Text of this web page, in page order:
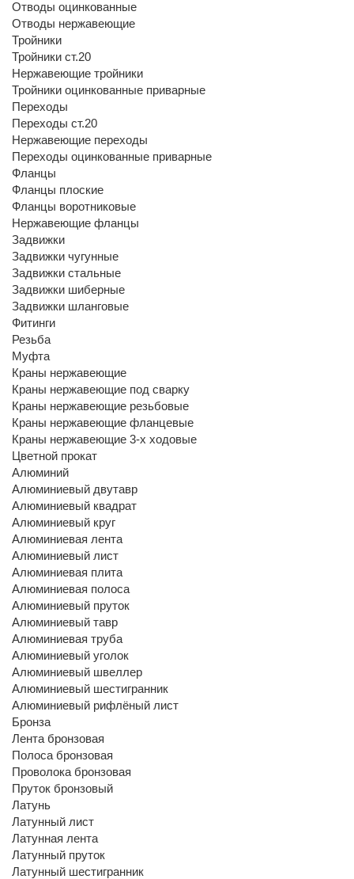
Отводы оцинкованные
Отводы нержавеющие
Тройники
Тройники ст.20
Нержавеющие тройники
Тройники оцинкованные приварные
Переходы
Переходы ст.20
Нержавеющие переходы
Переходы оцинкованные приварные
Фланцы
Фланцы плоские
Фланцы воротниковые
Нержавеющие фланцы
Задвижки
Задвижки чугунные
Задвижки стальные
Задвижки шиберные
Задвижки шланговые
Фитинги
Резьба
Муфта
Краны нержавеющие
Краны нержавеющие под сварку
Краны нержавеющие резьбовые
Краны нержавеющие фланцевые
Краны нержавеющие 3-х ходовые
Цветной прокат
Алюминий
Алюминиевый двутавр
Алюминиевый квадрат
Алюминиевый круг
Алюминиевая лента
Алюминиевый лист
Алюминиевая плита
Алюминиевая полоса
Алюминиевый пруток
Алюминиевый тавр
Алюминиевая труба
Алюминиевый уголок
Алюминиевый швеллер
Алюминиевый шестигранник
Алюминиевый рифлёный лист
Бронза
Лента бронзовая
Полоса бронзовая
Проволока бронзовая
Пруток бронзовый
Латунь
Латунный лист
Латунная лента
Латунный пруток
Латунный шестигранник